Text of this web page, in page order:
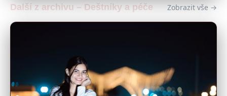
Další z archivu – Deštníky a péče Zobrazit vše →